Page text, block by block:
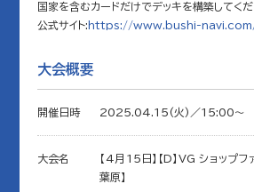
国家を含むカードだけでデッキを構築してくだ
公式サイト: https://www.bushi-
大会概要
開催日時 2025.04.15(火)／15:00〜
大会名
【4月15日】【D】VG ショップフ
葉原】